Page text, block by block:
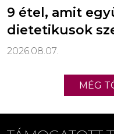
9 étel, amit
dietetikusok
2026.08.07.
MÉG